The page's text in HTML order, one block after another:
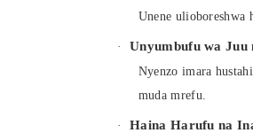
Unene ulioboreshwa
· Unyumbufu wa Juu
Nyenzo imara
muda mrefu.
· Haina Harufu na